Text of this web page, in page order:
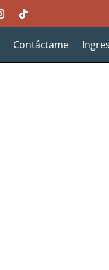
Contáctame